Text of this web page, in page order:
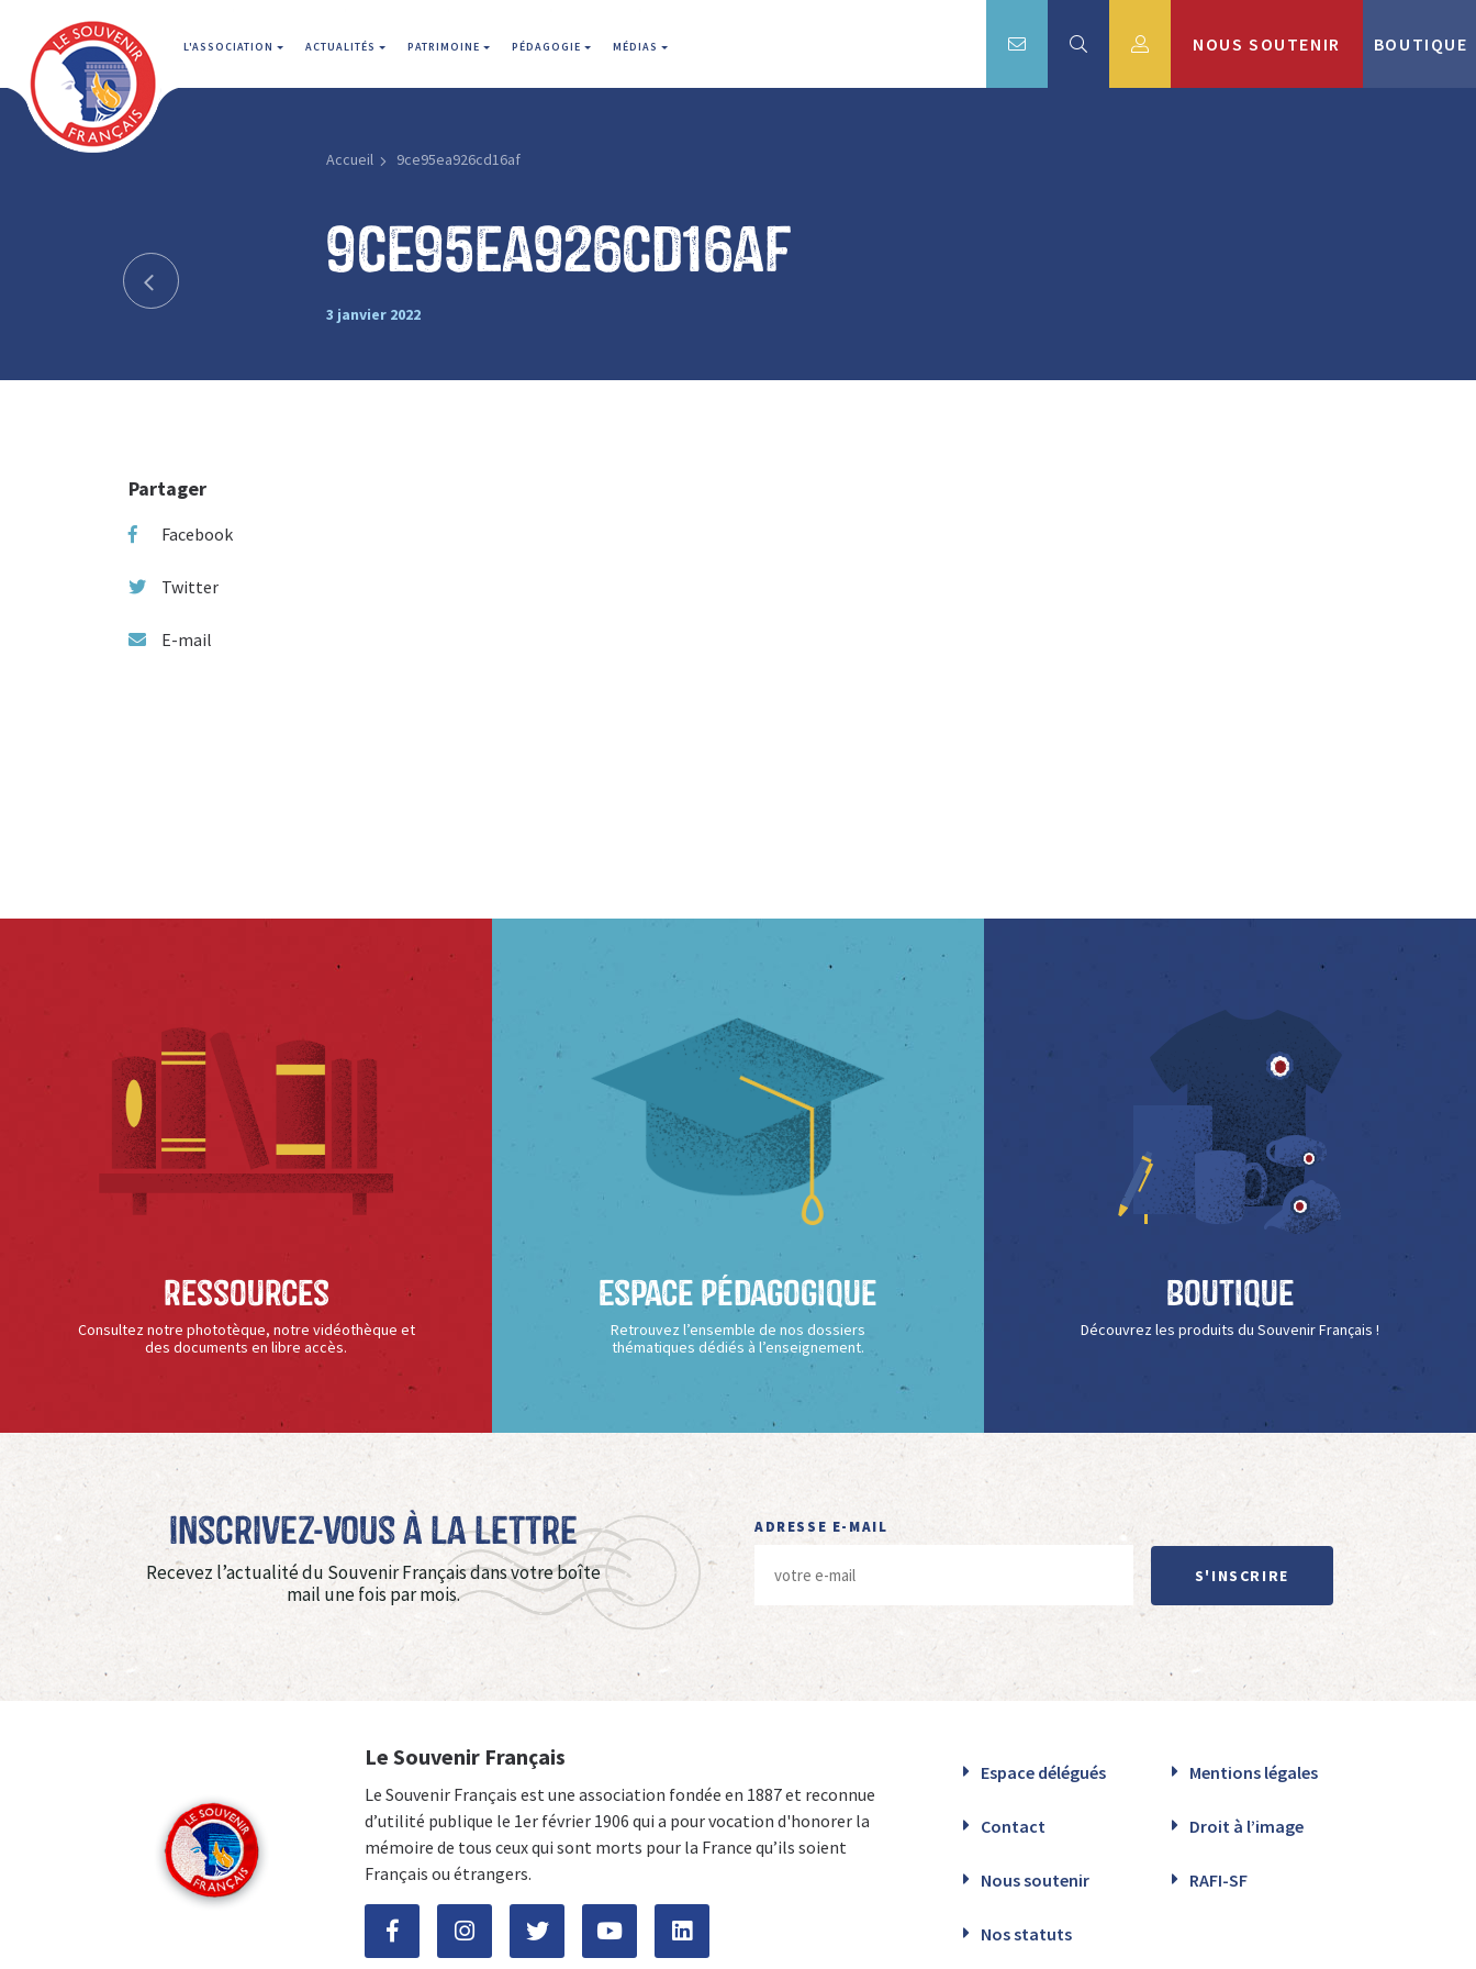
L'ASSOCIATION ACTUALITÉS PATRIMOINE PÉDAGOGIE MÉDIAS NOUS SOUTENIR BOUTIQUE
Accueil 9ce95ea926cd16af
9ce95ea926cd16af
3 janvier 2022
Partager
Facebook
Twitter
E-mail
Ressources
Consultez notre phototèque, notre vidéothèque et
des documents en libre accès.
Espace Pédagogique
Retrouvez l’ensemble de nos dossiers
thématiques dédiés à l’enseignement.
Boutique
Découvrez les produits du Souvenir Français !
Inscrivez-vous à La Lettre
Recevez l’actualité du Souvenir Français dans votre boîte
mail une fois par mois.
ADRESSE E-MAIL
S'INSCRIRE
Le Souvenir Français
Le Souvenir Français est une association fondée en 1887 et reconnue
d’utilité publique le 1er février 1906 qui a pour vocation d'honorer la
mémoire de tous ceux qui sont morts pour la France qu’ils soient
Français ou étrangers.
Espace délégués Mentions légales
Contact Droit à l’image
Nous soutenir RAFI-SF
Nos statuts